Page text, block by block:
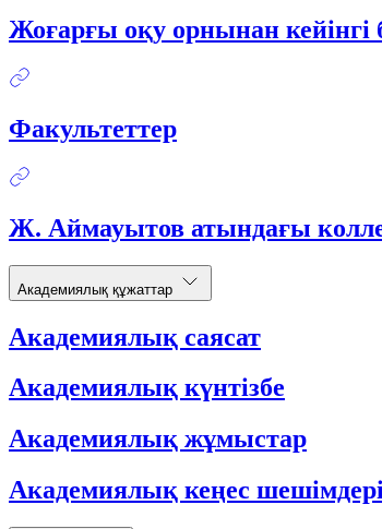
Жоғарғы оқу орнынан кейінгі
Факультеттер
Ж. Аймауытов атындағы
Академиялық құжаттар
Академиялық саясат
Академиялық күнтізбе
Академиялық жұмыстар
Академиялық кеңес